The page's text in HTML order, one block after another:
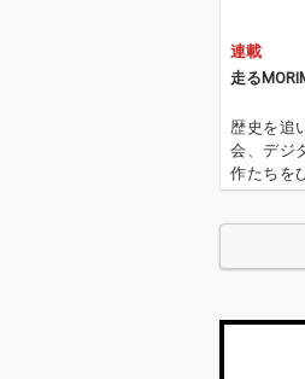
ら一気に
んわりと
連載
走る
歴史を追
会、デジ
作たちを
行〉が今